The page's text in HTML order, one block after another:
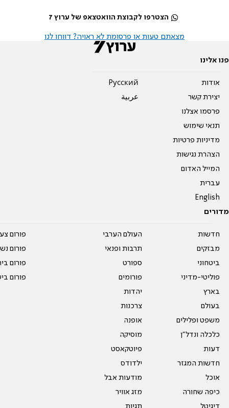
הצטרפו לקבוצת הוואטצאפ של ערוץ 7
מצאתם טעות או פרסומת לא ראויה? דווחו לנו
פנו אלינו
אודות
יצירת קשר
פרסמו אצלנו
תנאי שימוש
מדיניות פרטיות
הצהרת נגישות
המייל האדום
עברית
English
Pусский
عربية
מדורים
חדשות
מבזקים
ביטחוני
פוליטי-מדיני
בארץ
בעולם
משפט ופלילים
כלכלה ונדל"ן
דעות
חדשות המגזר
אוכל
כיפה שחורה
העולם הערבי
תרבות ופנאי
ספורט
פורומים
יהדות
צרכנות
אופנה
מוסיקה
פיוטקאסט
ילדודס
מודעות אבל
מזג אוויר
פורום
פורום
פורום
פורום